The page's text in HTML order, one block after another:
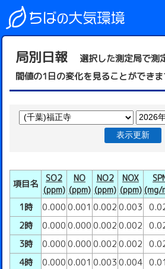
局別日報
選択した測定局で測
間値の1日の変化を見ることができま
表示更新
項目名
SO2
(ppm)
NO
(ppm)
NO2
(ppm)
NOX
(ppm) (mg/
1時
0.000 0.001 0.002 0.003
2時
0.000 0.000 0.002 0.002
3時
0.000 0.000 0.002 0.002
4時
0.000 0.001 0.003 0.004